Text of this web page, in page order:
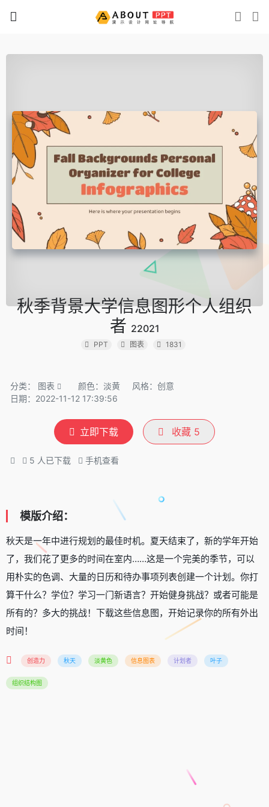
秋季背景大学信息图形个人组织
者 22021
PPT 图表 1831
分类： 图表 颜色：淡黄
风格：创意
日期：2022-11-12 17:39:56
立即下载 收藏 5
5 人已下载 手机查看
模版介绍：
秋天是一年中进行规划的最佳时机。夏天结束了，新的学年开始
了，我们花了更多的时间在室内……这是一个完美的季节，可以
用朴实的色调、大量的日历和待办事项列表创建一个计划。你打
算干什么？学位？学习一门新语言？开始健身挑战？或者可能是
所有的？多大的挑战！下载这些信息图，开始记录你的所有外出
时间！
创造力 秋天 淡黄色 信息图表 计划者 叶子
组织结构图